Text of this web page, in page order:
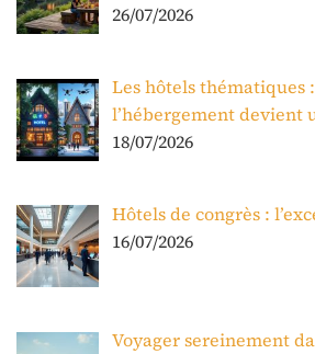
26/07/2026
Les hôtels thématiques
l’hébergement devient
18/07/2026
Hôtels de congrès :
16/07/2026
Voyager sereinement